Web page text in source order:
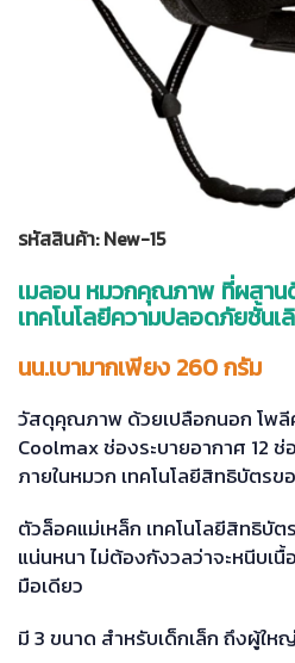
รหัสสินค้า: New-15
เมลอน หมวกคุณภาพ ที่ผสาน
เทคโนโลยีความปลอดภัยชั้นเ
นน.เบามากเพียง 260 กรัม
วัสดุคุณภาพ ด้วยเปลือกนอก โพลี
Coolmax ช่องระบายอากาศ 12
ภายในหมวก เทคโนโลยีสิทธิบัตรข
ตัวล็อคแม่เหล็ก เทคโนโลยีสิทธิ
แน่นหนา ไม่ต้องกังวลว่าจะหนีบเนื้
มือเดียว
มี 3 ขนาด สำหรับเด็กเล็ก ถึงผู้ใหญ่